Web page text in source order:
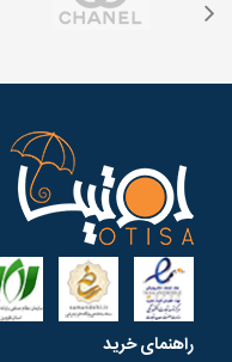
راهنمای خرید